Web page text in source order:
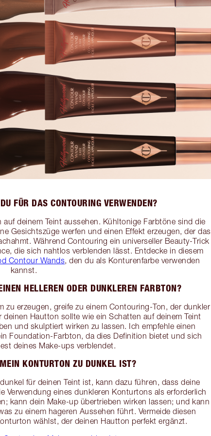
FÜR DAS CONTOURING VERWENDEN?
deinem Teint aussehen. Kühltonige Farbtöne sind die
Gesichtszüge werfen und einen Effekt erzeugen, der das
Während Contouring ein universeller Beauty-Trick
die sich nahtlos verblenden lässt. Entdecke in diesem
Contour Wands , den du als Konturenfarbe verwenden
kannst.
HELLEREN ODER DUNKLEREN FARBTON?
zu erzeugen, greife zu einem Contouring-Ton, der dunkler
Hautton sollte wie ein Schatten auf deinem Teint
und skulptiert wirken zu lassen. Ich empfehle einen
Foundation-Farbton, da dies Definition bietet und sich
deines Make-ups verblendet.
KONTURTON ZU DUNKEL IST?
für deinen Teint ist, kann dazu führen, dass deine
Verwendung eines dunkleren Konturtons als erforderlich
kann dein Make-up übertrieben wirken lassen; und kann
zu einem hageren Aussehen führt. Vermeide diesen
wählst, der deinen Hautton perfekt ergänzt.